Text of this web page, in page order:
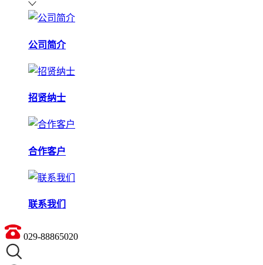
公司简介
招贤纳士
合作客户
联系我们
029-88865020